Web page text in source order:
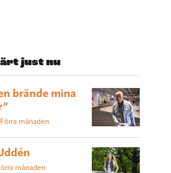
just nu
brände mina
Förra månaden
månaden